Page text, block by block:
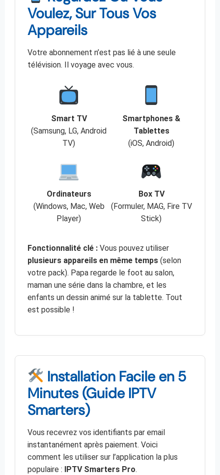
Voulez, Sur Tous Vos
Appareils
Votre abonnement n’est pas lié à une seule
télévision. Il voyage avec vous.
Smart TV
(Samsung, LG, Android
TV)
Smartphones &
Tablettes
(iOS, Android)
Ordinateurs
(Windows, Mac, Web
Player)
Box TV
(Formuler, MAG, Fire TV
Stick)
Fonctionnalité clé : Vous pouvez utiliser
plusieurs appareils en même temps (selon
votre pack). Papa regarde le foot au salon,
maman une série dans la chambre, et les
enfants un dessin animé sur la tablette. Tout
est possible !
Installation Facile en 5
Minutes (Guide IPTV
Smarters)
Vous recevrez vos identifiants par email
instantanément après paiement. Voici
comment les utiliser sur l’application la plus
populaire : IPTV Smarters Pro.